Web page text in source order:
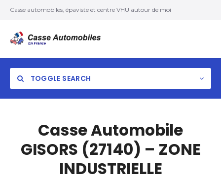
Casse automobiles, épaviste et centre VHU autour de moi
TOGGLE SEARCH
Casse Automobile
GISORS (27140) – ZONE
INDUSTRIELLE